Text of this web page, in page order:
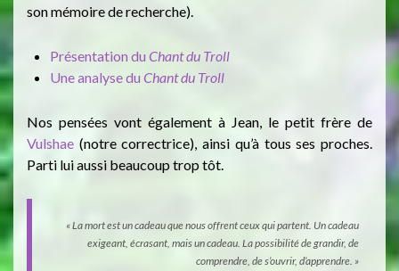
son mémoire de recherche).
Présentation du Chant du Troll
Une analyse du Chant du Troll
Nos pensées vont également à Jean, le petit frère de
Vulshae (notre correctrice), ainsi qu’à tous ses proches.
Parti lui aussi beaucoup trop tôt.
« La mort est un cadeau que nous offrent ceux qui partent. Un cadeau
exigeant, écrasant, mais un cadeau. La possibilité de grandir, de
comprendre, de s’ouvrir, d’apprendre. »